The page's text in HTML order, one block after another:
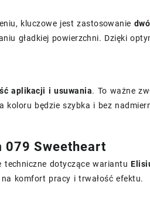
kluczowe jest zastosowanie
gładkiej powierzchni. Dzięki
aplikacji i usuwania. To ważne
koloru będzie szybka i bez
079 Sweetheart
techniczne dotyczące wariantu
komfort pracy i trwałość efektu.